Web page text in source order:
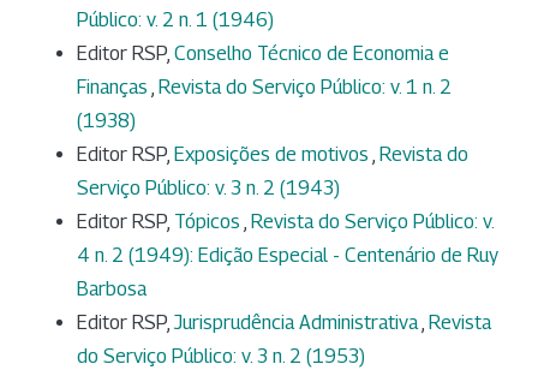
Público: v. 2 n. 1 (1946)
Editor RSP, Conselho Técnico de Economia e
Finanças , Revista do Serviço Público: v. 1 n. 2
(1938)
Editor RSP, Exposições de motivos , Revista do
Serviço Público: v. 3 n. 2 (1943)
Editor RSP, Tópicos , Revista do Serviço Público: v.
4 n. 2 (1949): Edição Especial - Centenário de Ruy
Barbosa
Editor RSP,Jurisprudência Administrativa, Revista
do Serviço Público: v. 3 n. 2 (1953)